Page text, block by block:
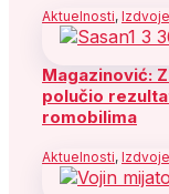
Aktuelnosti,
Magazinović:
polučio
romobilima
Aktuelnosti,